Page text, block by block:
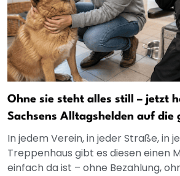
Ohne sie steht alles still – jetzt
Sachsens Alltagshelden auf die
In jedem Verein, in jeder Straße, in
Treppenhaus gibt es diesen einen
einfach da ist – ohne Bezahlung,